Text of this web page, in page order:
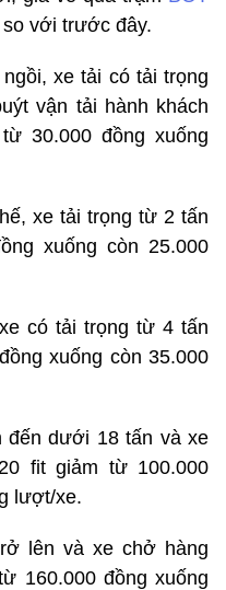
với trước đây.
xe tải có tải trọng
vận tải hành khách
30.000 đồng xuống
xe tải trọng từ 2 tấn
xuống còn 25.000
có tải trọng từ 4 tấn
xuống còn 35.000
đến dưới 18 tấn và xe
fit giảm từ 100.000
lượt/xe.
lên và xe chở hàng
160.000 đồng xuống